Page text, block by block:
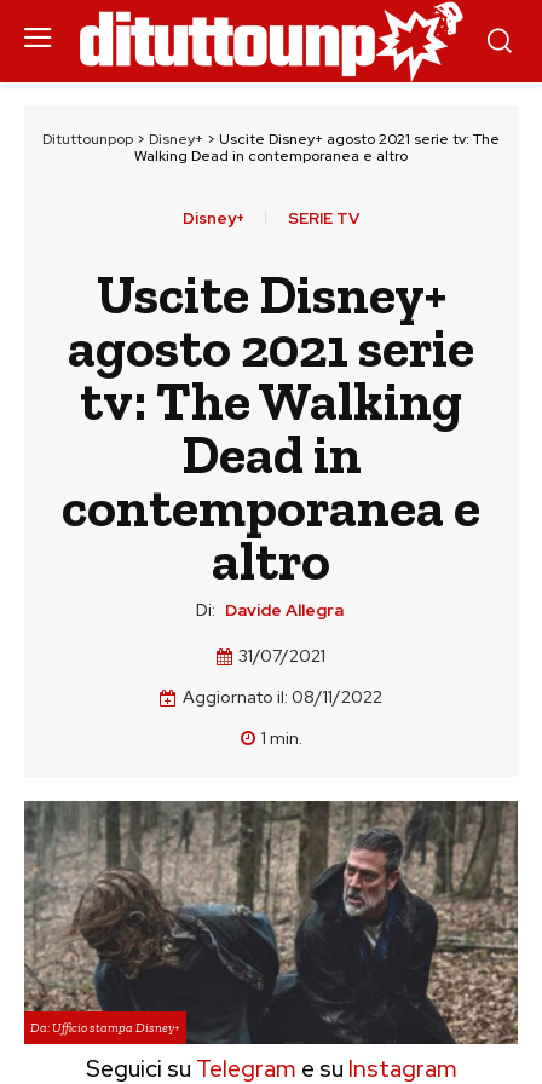
Dituttounpop > Disney+ > Uscite Disney+ agosto 2021 serie tv: The
Walking Dead in contemporanea e altro
Disney+ SERIE TV
Uscite Disney+
agosto 2021 serie
tv: The Walking
Dead in
contemporanea e
altro
Di: Davide Allegra
31/07/2021
Aggiornato il: 08/11/2022
1 min.
Da: Ufficio stampa Disney+
Seguici su Telegram e su Instagram